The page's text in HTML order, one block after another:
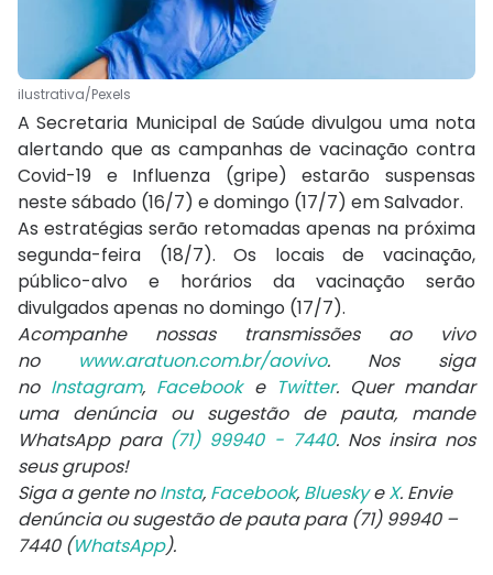
ilustrativa/Pexels
A Secretaria Municipal de Saúde divulgou uma nota
alertando que as campanhas de vacinação contra
Covid-19 e Influenza (gripe) estarão suspensas
neste sábado (16/7) e domingo (17/7) em Salvador.
As estratégias serão retomadas apenas na próxima
segunda-feira (18/7). Os locais de vacinação,
público-alvo e horários da vacinação serão
divulgados apenas no domingo (17/7).
Acompanhe nossas transmissões ao vivo
no
www.aratuon.com.br/aovivo. Nos siga
no Instagram, Facebooke Twitter. Quer mandar
uma denúncia ou sugestão de pauta, mande
WhatsApp para (71) 99940 - 7440. Nos insira nos
seus grupos!
Siga a gente noInsta, Facebook, BlueskyeX. Envie
denúncia ou sugestão de pauta para (71) 99940 –
7440 (WhatsApp).